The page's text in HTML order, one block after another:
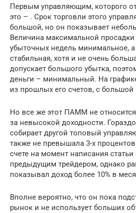
Первым управляющим, которого
это – . Срок торговли этого
большой, но он показывает
Величина максимальной просадки
убыточных недель минимальное,
стабильная, хотя и не очень
допускает большого убытка,
деньги – минимальный. На
из прошлых его счетов, с большой
Но все же этот ПАММ не
за невысокой доходности.
собирает другой топовый
также не превышала 3-х
счете на момент написания
предыдущим трейдером, однако
показывал доход более 10% в
Вполне вероятно, что он пока
рынок и не использует больших